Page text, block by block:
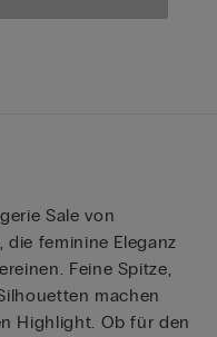
Sale von
die feminine Eleganz
Feine Spitze,
machen
Highlight. Ob für den